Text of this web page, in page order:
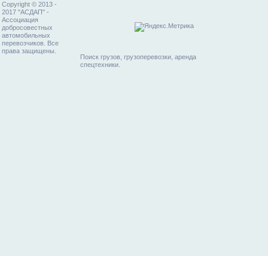
Copyright © 2013 -
2017 "АСДАП" -
Ассоциация
добросовестных
автомобильных
перевозчиков. Все
права защищены.
Поиск грузов, грузоперевозки, аренда
спецтехники.